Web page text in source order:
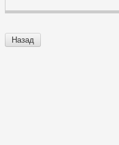
Назад